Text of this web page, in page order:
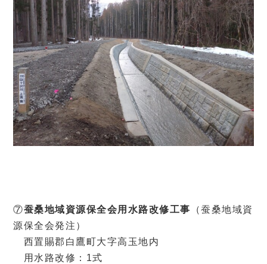
⑦蚕桑地域資源保全会用水路改修工事 （蚕桑地域資
源保全会発注）
西置賜郡白鷹町大字高玉地内
用水路改修：1式